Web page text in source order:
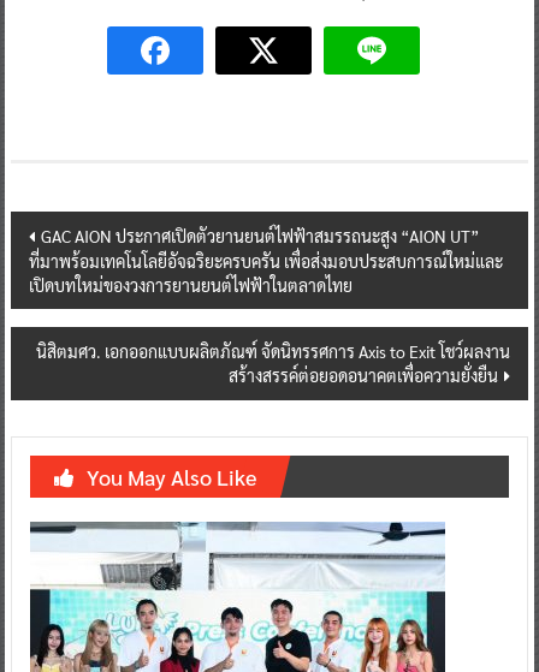
Post
navigation
GAC AION ประกาศเปิดตัวยานยนต์ไฟฟ้าสมรรถนะสูง “AION UT”
ที่มาพร้อมเทคโนโลยีอัจฉริยะครบครัน เพื่อส่งมอบประสบการณ์ใหม่และ
เปิดบทใหม่ของวงการยานยนต์ไฟฟ้าในตลาดไทย
นิสิตมศว. เอกออกแบบผลิตภัณฑ์ จัดนิทรรศการ Axis to Exit โชว์ผลงาน
สร้างสรรค์ต่อยอดอนาคตเพื่อความยั่งยืน
You May Also Like